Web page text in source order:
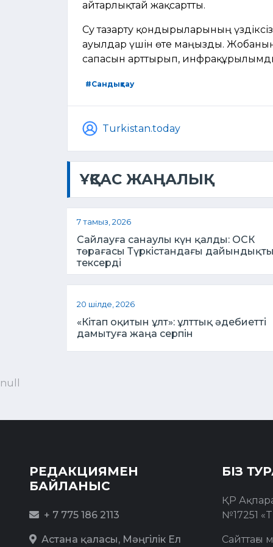
айтарлықтай жақсартты.
Су тазарту қондырғыларының
ауылдар үшін өте маңызды.
сапасын арттырып,
#Сандықтау
Turkistan.today
ҰҚСАС ЖАҢАЛЫҚ
7 тамыз, 2026
Сайлауға санаулы күн қалды: ОСК
төрағасы Түркістандағы
тексерді
20 шілде, 2026
«Кітап оқитын ұлт»: ұлттық әдебиетті
дамытуға жаңа серпін
null
РЕДАКЦИЯМЕН
БАЙЛАНЫС
+ 7 775 186 2113
Астана қаласы, Мәңгілік Ел
БІЗ
ҚР
№17251
Сайттағы